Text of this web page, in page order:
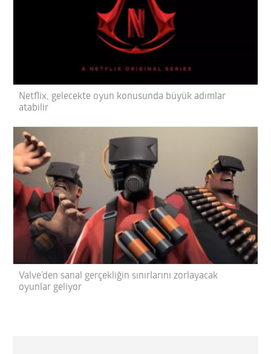
Netflix, gelecekte oyun konusunda büyük adımlar
atabilir
Valve’den sanal gerçekliğin sınırlarını zorlayacak
oyunlar geliyor